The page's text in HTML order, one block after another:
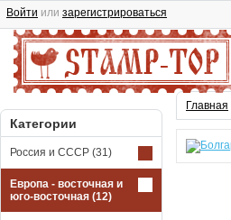
Войти или зарегистрироваться
Категории
Россия и СССР (31)
Европа - восточная и
юго-восточная (12)
Главная